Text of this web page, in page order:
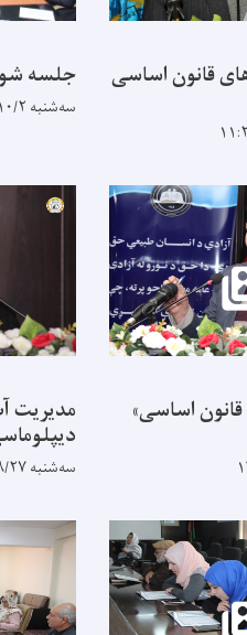
قانون اساسی جلسه
سه‌شنبه ۱۳۹۹/۱۰/۲ - ۱۳:۴۸
اساسی» مدیریت
سه‌شنبه ۱۳۹۹/۸/۲۷ - ۱۱:۴